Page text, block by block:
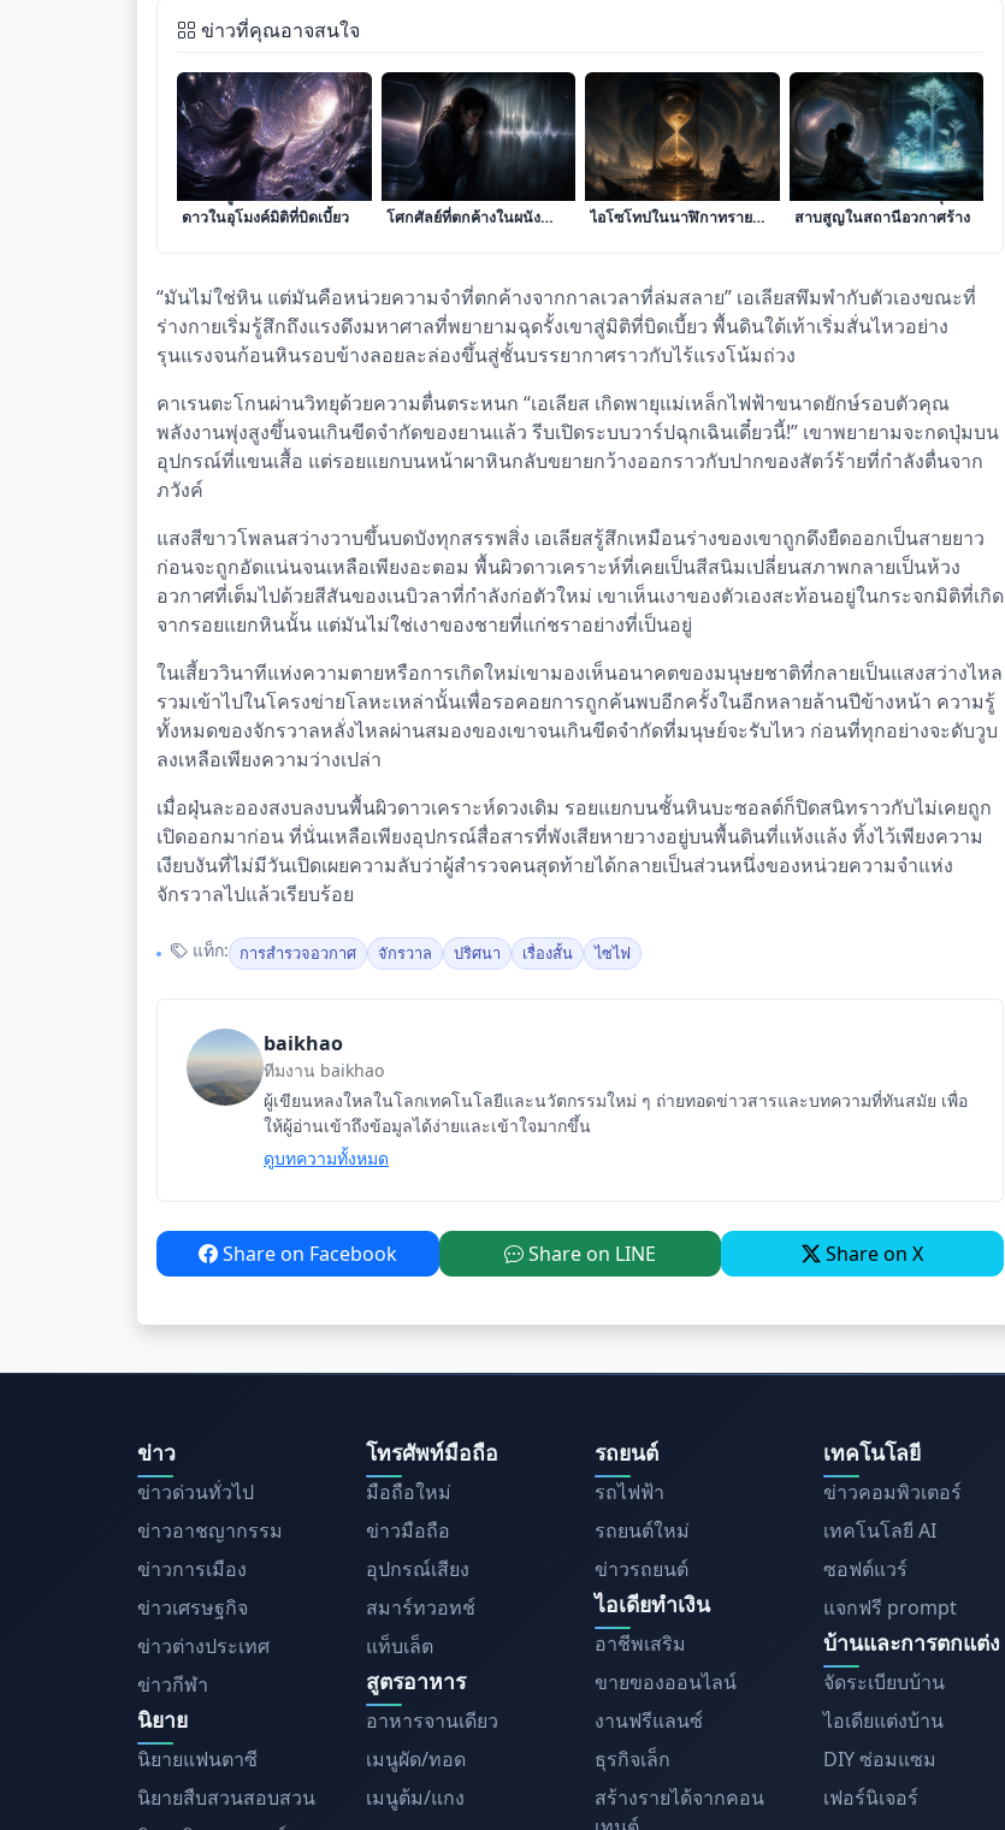
ข่าวที่คุณอาจสนใจ
แรงดึงดูดของเศษเสี้ยวซาก
ดาวในอุโมงค์มิติที่บิดเบี้ยว
คลื่นความถี่แห่งความ
โศกศัลย์ที่ตกค้างในผนัง
แรงสั่นสะเทือนจากละออง
ไอโซโทปในนาฬิกาทราย
โฮโลแกรมของพืชพันธุ์ที่
สาบสูญในสถานีอวกาศร้าง
“มันไม่ใช่หิน แต่มันคือหน่วยความจำที่ตกค้างจากกาลเวลาที่ล่มสลาย” เอเลียสพึมพำกับตัวเองขณะที่
ร่างกายเริ่มรู้สึกถึงแรงดึงมหาศาลที่พยายามฉุดรั้งเขาสู่มิติที่บิดเบี้ยว พื้นดินใต้เท้าเริ่มสั่นไหวอย่าง
รุนแรงจนก้อนหินรอบข้างลอยละล่องขึ้นสู่ชั้นบรรยากาศราวกับไร้แรงโน้มถ่วง
คาเรนตะโกนผ่านวิทยุด้วยความตื่นตระหนก “เอเลียส เกิดพายุแม่เหล็กไฟฟ้าขนาดยักษ์รอบตัวคุณ
พลังงานพุ่งสูงขึ้นจนเกินขีดจำกัดของยานแล้ว รีบเปิดระบบวาร์ปฉุกเฉินเดี๋ยวนี้!” เขาพยายามจะกดปุ่มบน
อุปกรณ์ที่แขนเสื้อ แต่รอยแยกบนหน้าผาหินกลับขยายกว้างออกราวกับปากของสัตว์ร้ายที่กำลังตื่นจาก
ภวังค์
แสงสีขาวโพลนสว่างวาบขึ้นบดบังทุกสรรพสิ่ง เอเลียสรู้สึกเหมือนร่างของเขาถูกดึงยืดออกเป็นสายยาว
ก่อนจะถูกอัดแน่นจนเหลือเพียงอะตอม พื้นผิวดาวเคราะห์ที่เคยเป็นสีสนิมเปลี่ยนสภาพกลายเป็นห้วง
อวกาศที่เต็มไปด้วยสีสันของเนบิวลาที่กำลังก่อตัวใหม่ เขาเห็นเงาของตัวเองสะท้อนอยู่ในกระจกมิติที่เกิด
จากรอยแยกหินนั้น แต่มันไม่ใช่เงาของชายที่แก่ชราอย่างที่เป็นอยู่
ในเสี้ยววินาทีแห่งความตายหรือการเกิดใหม่เขามองเห็นอนาคตของมนุษยชาติที่กลายเป็นแสงสว่างไหล
รวมเข้าไปในโครงข่ายโลหะเหล่านั้นเพื่อรอคอยการถูกค้นพบอีกครั้งในอีกหลายล้านปีข้างหน้า ความรู้
ทั้งหมดของจักรวาลหลั่งไหลผ่านสมองของเขาจนเกินขีดจำกัดที่มนุษย์จะรับไหว ก่อนที่ทุกอย่างจะดับวูบ
ลงเหลือเพียงความว่างเปล่า
เมื่อฝุ่นละอองสงบลงบนพื้นผิวดาวเคราะห์ดวงเดิม รอยแยกบนชั้นหินบะซอลต์ก็ปิดสนิทราวกับไม่เคยถูก
เปิดออกมาก่อน ที่นั่นเหลือเพียงอุปกรณ์สื่อสารที่พังเสียหายวางอยู่บนพื้นดินที่แห้งแล้ง ทิ้งไว้เพียงความ
เงียบงันที่ไม่มีวันเปิดเผยความลับว่าผู้สำรวจคนสุดท้ายได้กลายเป็นส่วนหนึ่งของหน่วยความจำแห่ง
จักรวาลไปแล้วเรียบร้อย
แท็ก: การสำรวจอวกาศ จักรวาล ปริศนา เรื่องสั้น ไซไฟ
baikhao
ทีมงาน baikhao
ผู้เขียนหลงใหลในโลกเทคโนโลยีและนวัตกรรมใหม่ ๆ ถ่ายทอดข่าวสารและบทความที่ทันสมัย เพื่อ
ให้ผู้อ่านเข้าถึงข้อมูลได้ง่ายและเข้าใจมากขึ้น
ดูบทความทั้งหมด
Share on Facebook Share on LINE Share on X
ข่าว
ข่าวด่วนทั่วไป
ข่าวอาชญากรรม
ข่าวการเมือง
ข่าวเศรษฐกิจ
ข่าวต่างประเทศ
ข่าวกีฬา
นิยาย
นิยายแฟนตาซี
นิยายสืบสวนสอบสวน
โทรศัพท์มือถือ
มือถือใหม่
ข่าวมือถือ
อุปกรณ์เสียง
สมาร์ทวอทช์
แท็บเล็ต
สูตรอาหาร
อาหารจานเดียว
เมนูผัด/ทอด
เมนูต้ม/แกง
รถยนต์
รถไฟฟ้า
รถยนต์ใหม่
ข่าวรถยนต์
ไอเดียทำเงิน
อาชีพเสริม
ขายของออนไลน์
งานฟรีแลนซ์
ธุรกิจเล็ก
สร้างรายได้จากคอน
เทคโนโลยี
ข่าวคอมพิวเตอร์
เทคโนโลยี AI
ซอฟต์แวร์
แจกฟรี prompt
บ้านและการตกแต่ง
จัดระเบียบบ้าน
ไอเดียแต่งบ้าน
DIY ซ่อมแซม
เฟอร์นิเจอร์